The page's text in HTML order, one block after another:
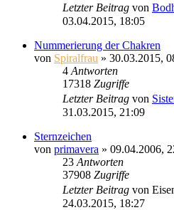
Letzter Beitrag von
03.04.2015, 18:05
Nummerierung der Chakren
von Spiralfrau » 30.03.2015,
4 Antworten
17318 Zugriffe
Letzter Beitrag von
31.03.2015, 21:09
Sternzeichen
von primavera » 09.04.2006,
23 Antworten
37908 Zugriffe
Letzter Beitrag von
24.03.2015, 18:27